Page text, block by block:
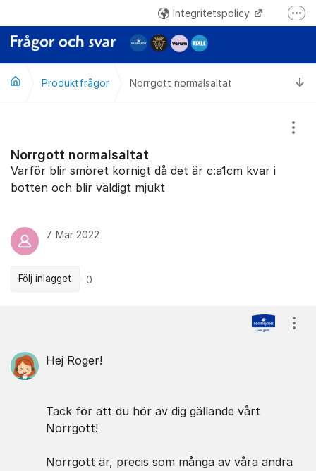
Integritetspolicy
Produktfrågor Norrgott normalsaltat
Norrgott normalsaltat
Varför blir smöret kornigt då det är c:a1cm kvar i
botten och blir väldigt mjukt
7 Mar 2022
Följ inlägget 0
Hej Roger!
Tack för att du hör av dig gällande vårt
Norrgott!
Norrgott är, precis som många av våra andra